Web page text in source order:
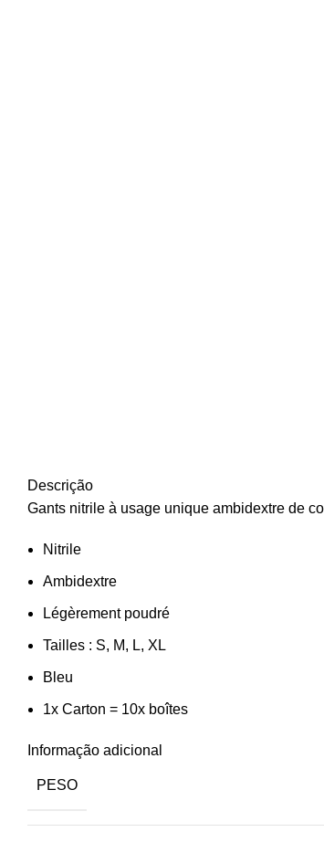
Descrição
Gants nitrile à usage unique ambidextre de
Nitrile
Ambidextre
Légèrement poudré
Tailles : S, M, L, XL
Bleu
1x Carton = 10x boîtes
Informação adicional
PESO